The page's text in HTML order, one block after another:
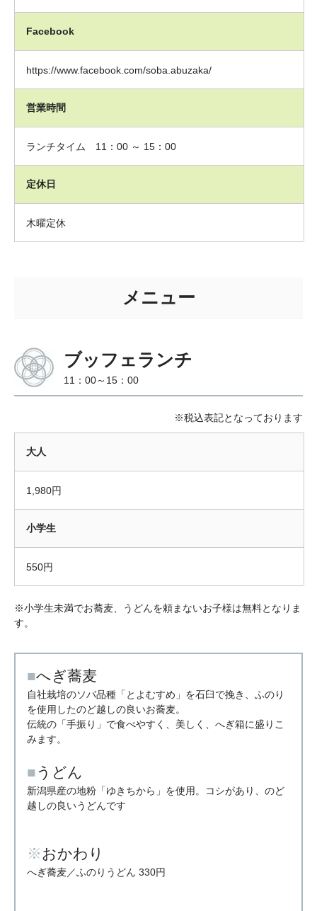
Facebook
https://www.facebook.com/soba.abuzaka/
営業時間
ランチタイム 11：00 ～ 15：00
定休日
木曜定休
メニュー
ブッフェランチ
11：00～15：00
※税込表記となっております
大人
1,980円
小学生
550円
※小学生未満でお蕎麦、うどんを頼まないお子様は無料となりま
す。
■へぎ蕎麦
自社栽培のソバ品種「とよむすめ」を石臼で挽き、ふのり
を使用したのど越しの良いお蕎麦。
伝統の「手振り」で食べやすく、美しく、へぎ箱に盛りこ
みます。
■ うどん
新潟県産の地粉「ゆきちから」を使用。コシがあり、のど
越しの良いうどんです
※ おかわり
へぎ蕎麦／ふのりうどん 330円